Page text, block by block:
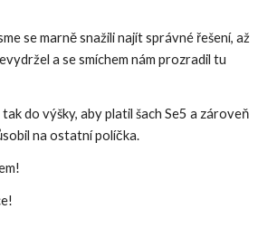
se marně snažili najít správné řešení, až
a se smíchem nám prozradil tu
do výšky, aby platil šach Se5 a zároveň
na ostatní políčka.